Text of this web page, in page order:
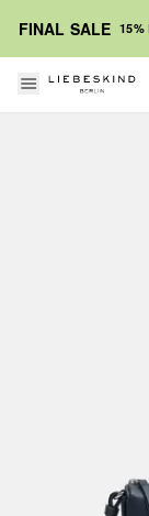
FINAL SALE 15%